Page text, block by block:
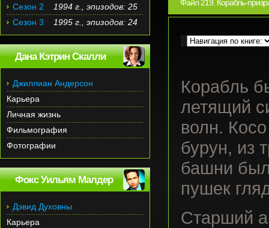
Файл 219. Корабль-
Корабль
летящий
волн.
бурун, из
башни
пушек
Старший
Сезон 2
1994 г., эпизодов: 25
Сезон 3
1995 г., эпизодов: 24
Дана Кэтрин Скалли
Джиллиан Андерсон
Карьера
Личная жизнь
Фильмография
Фотографии
Фокс Уильям Малдер
Дэвид Духовны
Карьера